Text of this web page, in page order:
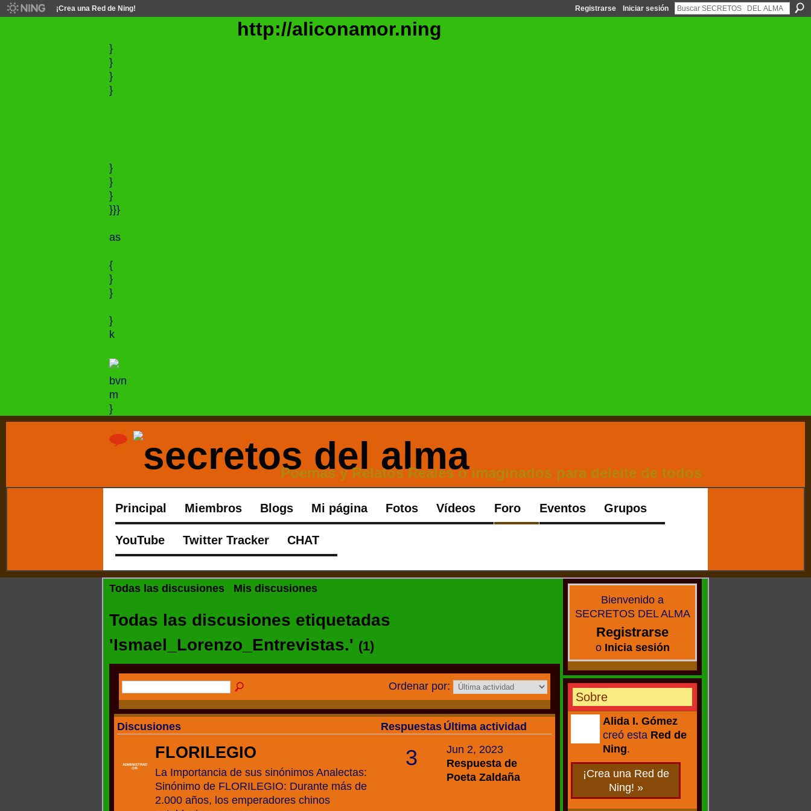
¡Crea una Red de Ning! Registrarse Iniciar sesión
http://aliconamor.ning
}
}
}
}
}
}
}
}}}
as
{
}
}
}
k
bvn
m
}
Poemas y Relatos Reales o imaginados para deleite de todos
Principal Miembros Blogs Mi página Fotos Vídeos Foro Eventos Grupos
YouTube Twitter Tracker CHAT
Todas las discusiones Mis discusiones
Todas las discusiones etiquetadas
'Ismael_Lorenzo_Entrevistas.' (1)
Ordenar por:
Discusiones Respuestas Última actividad
ADMINISTRAD
OR-
FLORILEGIO
La Importancia de sus sinónimos Analectas:
Sinónimo de FLORILEGIO: Durante más de
2.000 años, los emperadores chinos
3
Jun 2, 2023
Respuesta de
Poeta Zaldaña
Bienvenido a
SECRETOS DEL ALMA
Registrarse
o Inicia sesión
Sobre
Alida I. Gómez
creó esta Red de
Ning.
¡Crea una Red de
Ning! »